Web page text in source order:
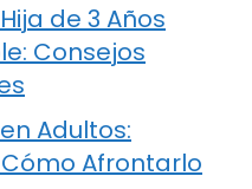
de 3 Años
Consejos
Adultos:
Afrontarlo